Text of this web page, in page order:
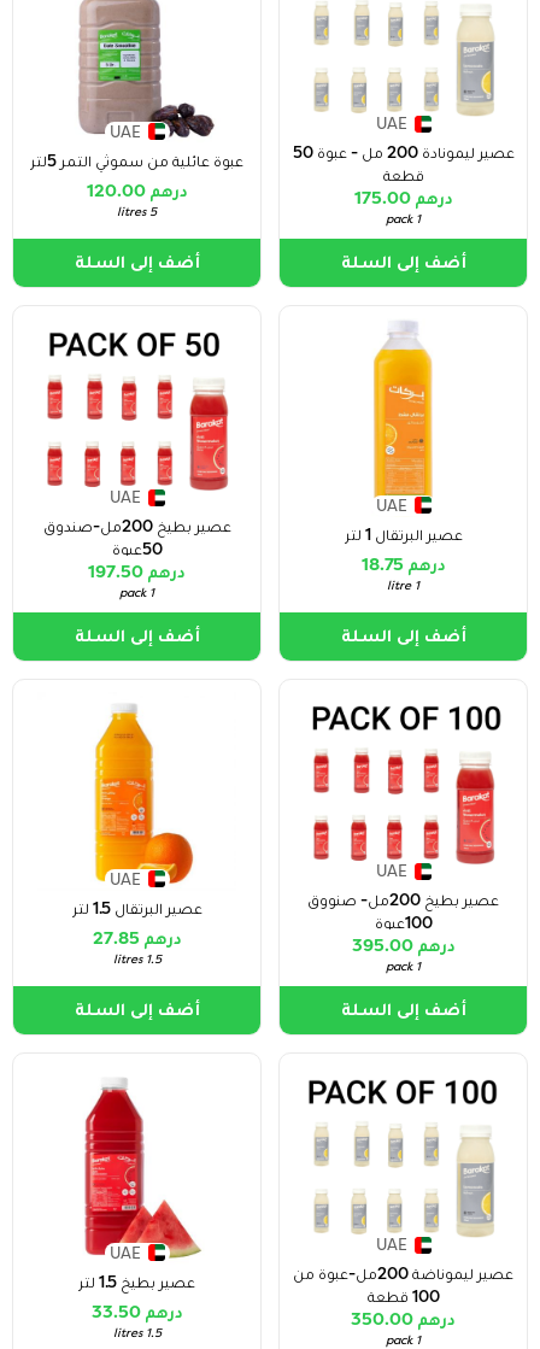
UAE
عصير ليمونادة 200 مل - عبوة 50
قطعة
درهم 175.00
1 pack
أضف إلى السلة
UAE
عبوة عائلية من سموثي التمر 5لتر
درهم 120.00
5 litres
أضف إلى السلة
UAE
عصير البرتقال 1 لتر
درهم 18.75
1 litre
أضف إلى السلة
UAE
عصير بطيخ 200مل-صندوق
50عبوة
درهم 197.50
1 pack
أضف إلى السلة
UAE
عصير بطيخ 200مل- صنووق
100عبوة
درهم 395.00
1 pack
أضف إلى السلة
UAE
عصير البرتقال 1.5 لتر
درهم 27.85
1.5 litres
أضف إلى السلة
UAE
عصير ليموناضة 200مل-عبوة من
100 قطعة
درهم 350.00
1 pack
UAE
عصير بطيخ 1.5 لتر
درهم 33.50
1.5 litres